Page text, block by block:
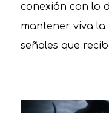
conexión con lo
mantener viva
señales que